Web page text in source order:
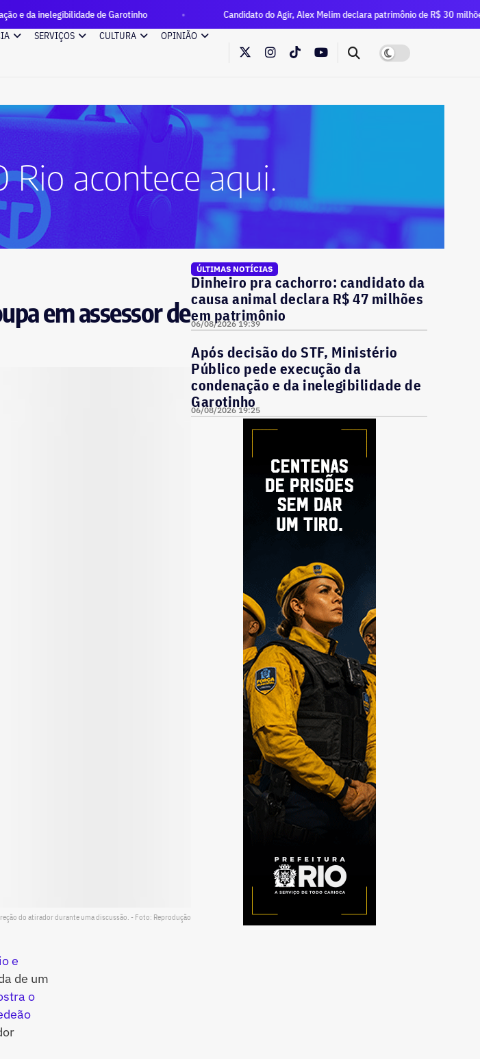
de Garotinho
Candidato do Agir, Alex Melim declara patrimônio de R$ 30 milhões à Justiça
SERVIÇOS CULTURA OPINIÃO
em assessor de
do atirador durante uma discussão. - Foto: Reprodução
e
de um
o
ÚLTIMAS NOTÍCIAS
Dinheiro pra cachorro: candidato da
causa animal declara R$ 47 milhões
em patrimônio
06/08/2026 19:39
Após decisão do STF, Ministério
Público pede execução da
condenação e da inelegibilidade de
Garotinho
06/08/2026 19:25